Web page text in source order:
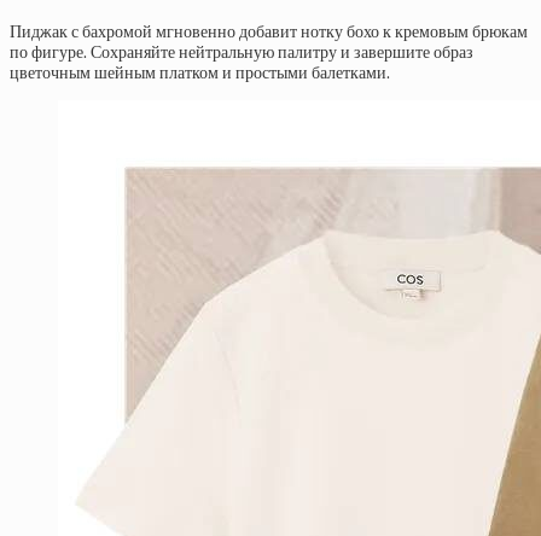
Пиджак с бахромой мгновенно добавит нотку бохо к кремовым брюкам
по фигуре. Сохраняйте нейтральную палитру и завершите образ
цветочным шейным платком и простыми балетками.